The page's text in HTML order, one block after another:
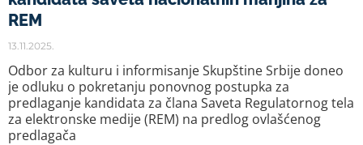
REM
13.11.2025.
Odbor za kulturu i informisanje Skupštine Srbije doneo
je odluku o pokretanju ponovnog postupka za
predlaganje kandidata za člana Saveta Regulatornog tela
za elektronske medije (REM) na predlog ovlašćenog
predlagača